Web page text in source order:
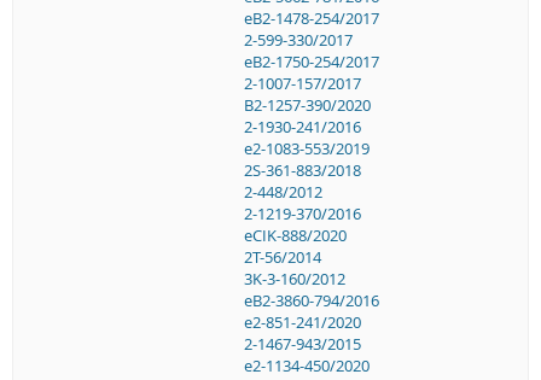
eB2-1478-254/2017
2-599-330/2017
eB2-1750-254/2017
2-1007-157/2017
B2-1257-390/2020
2-1930-241/2016
e2-1083-553/2019
2S-361-883/2018
2-448/2012
2-1219-370/2016
eCIK-888/2020
2T-56/2014
3K-3-160/2012
eB2-3860-794/2016
e2-851-241/2020
2-1467-943/2015
e2-1134-450/2020